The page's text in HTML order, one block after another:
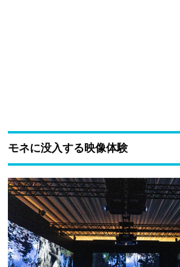
モネに没入する映像体験